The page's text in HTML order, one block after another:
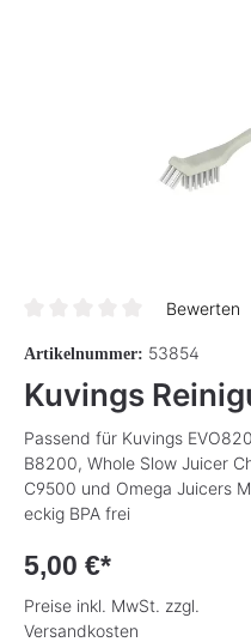
Bewerten
Artikelnummer: 53854
Kuvings
Passend für Kuvings
B8200, Whole Slow Juicer
C9500 und Omega Juicers
eckig BPA frei
5,00 €*
Preise inkl. MwSt. zzgl.
Versandkosten